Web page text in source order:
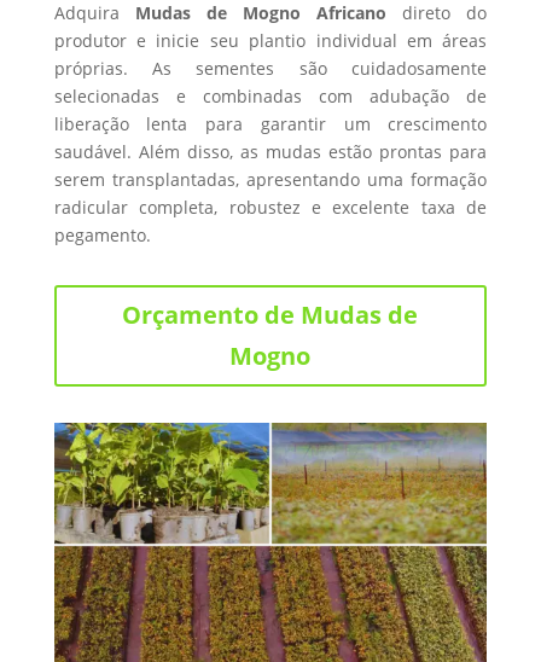
Adquira Mudas de Mogno Africano direto do
produtor e inicie seu plantio individual em áreas
próprias. As sementes são cuidadosamente
selecionadas e combinadas com adubação de
liberação lenta para garantir um crescimento
saudável. Além disso, as mudas estão prontas para
serem transplantadas, apresentando uma formação
radicular completa, robustez e excelente taxa de
pegamento.
Orçamento de Mudas de
Mogno